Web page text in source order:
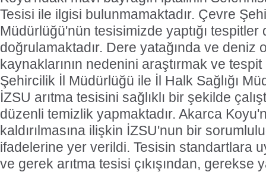
Tesisi ile ilgisi bulunmamaktadır. Çevre
Müdürlüğü'nün tesisimizde yaptığı tespitler
doğrulamaktadır. Dere yatağında ve deniz
kaynaklarının nedenini araştırmak ve
Şehircilik İl Müdürlüğü ile İl Halk Sağlığı
İZSU arıtma tesisini sağlıklı bir şekilde
düzenli temizlik yapmaktadır. Akarca
kaldırılmasına ilişkin İZSU'nun bir
ifadelerine yer verildi. Tesisin standartlara
ve gerek arıtma tesisi çıkışından, gerekse